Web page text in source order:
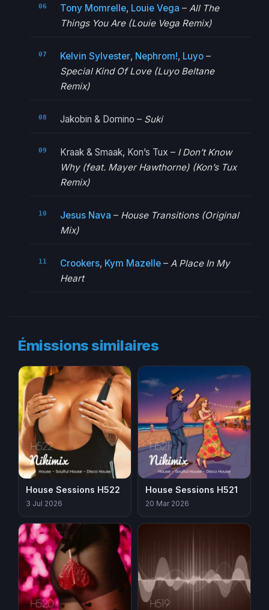
Tony Momrelle, Louie Vega – All The
Things You Are (Louie Vega Remix)
Kelvin Sylvester, Nephrom!, Luyo–
Special Kind Of Love (Luyo Beltane
Remix)
Jakobin & Domino – Suki
Kraak & Smaak, Kon’s Tux – I Don’t Know
Why (feat. Mayer Hawthorne) (Kon’s Tux
Remix)
Jesus Nava – House Transitions (Original
Mix)
Crookers, Kym Mazelle– A Place In My
Heart
Émissions similaires
House Sessions H522
3 Jul 2026
House Sessions H521
20 Mar 2026